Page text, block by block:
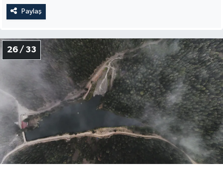
Paylaş
26 / 33